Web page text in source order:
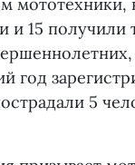
мототехники,
и 15 получили
год
5